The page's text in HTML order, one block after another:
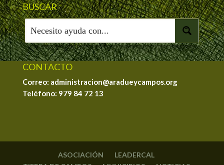
BUSCAR
CONTACTO
Correo: administracion@aradueycampos.org
Teléfono: 979 84 72 13
ASOCIACIÓN
LEADERCAL